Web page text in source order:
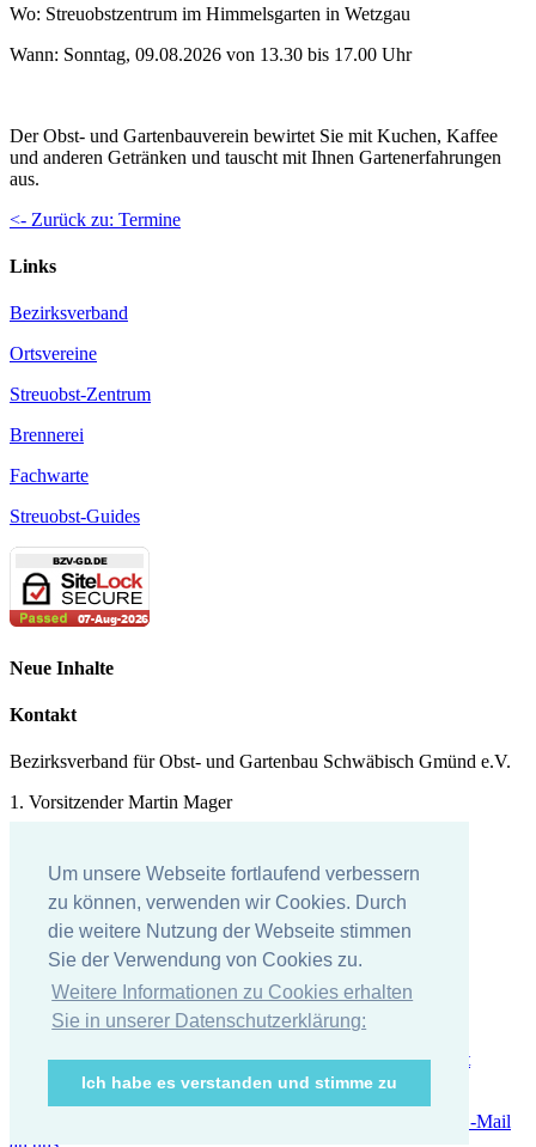
Um unsere Webseite fortlaufend verbessern
zu können, verwenden wir Cookies. Durch
die weitere Nutzung der Webseite stimmen
Sie der Verwendung von Cookies zu.
Weitere Informationen zu Cookies erhalten
Sie in unserer Datenschutzerklärung:
Ich habe es verstanden und stimme zu
Wo: Streuobstzentrum im Himmelsgarten in Wetzgau
Wann: Sonntag, 09.08.2026 von 13.30 bis 17.00 Uhr
Der Obst- und Gartenbauverein bewirtet Sie mit Kuchen, Kaffee
und anderen Getränken und tauscht mit Ihnen Gartenerfahrungen
aus.
<- Zurück zu: Termine
Links
Bezirksverband
Ortsvereine
Streuobst-Zentrum
Brennerei
Fachwarte
Streuobst-Guides
Neue Inhalte
Kontakt
Bezirksverband für Obst- und Gartenbau Schwäbisch Gmünd e.V.
1. Vorsitzender Martin Mager
E-Mail:martin.mager@t-online.de
Impressum
Datenschutzerklärung
E-Mail
an uns